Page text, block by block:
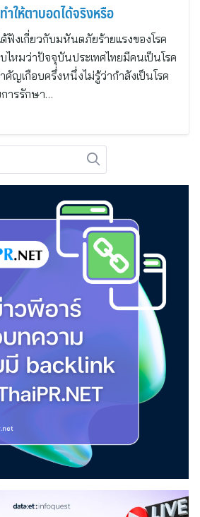
ให้ตาบอดได้จริงหรือ
ฟังเกี่ยวกับมหันตภัยร้ายแรงของโรค
หมว่าปัจจุบันประเทศไทยมีคนเป็นโรค
ญเกือบครึ่งหนึ่งไม่รู้ว่ากำลังเป็นโรค
ารรักษา…